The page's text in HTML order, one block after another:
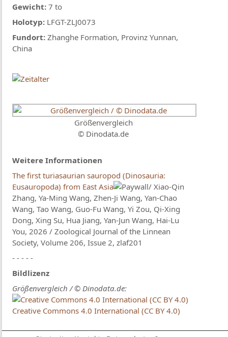
Gewicht: 7 to
Holotyp: LFGT-ZLJ0073
Fundort: Zhanghe Formation, Provinz Yunnan,
China
Größenvergleich
© Dinodata.de
Weitere Informationen
The first turiasaurian sauropod (Dinosauria:
Eusauropoda) from East Asia
/ Xiao-Qin
Zhang, Ya-Ming Wang, Zhen-Ji Wang, Yan-Chao
Wang, Tao Wang, Guo-Fu Wang, Yi Zou, Qi-Xing
Dong, Xing Su, Hua Jiang, Yan-Jun Wang, Hai-Lu
You, 2026 / Zoological Journal of the Linnean
Society, Volume 206, Issue 2, zlaf201
- - - - -
Bildlizenz
Größenvergleich / © Dinodata.de:
Creative Commons 4.0 International (CC BY 4.0)